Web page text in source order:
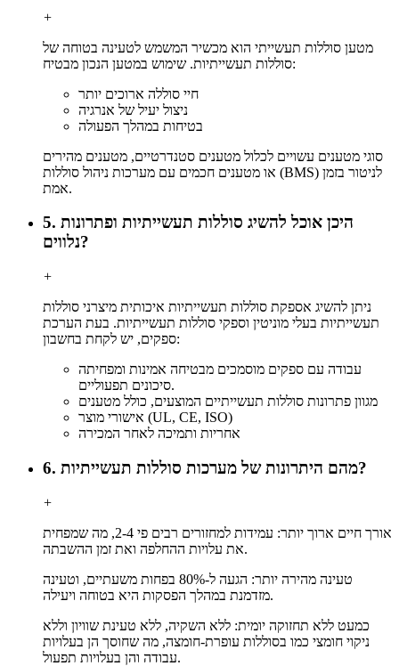
+
מטען סוללות תעשייתי הוא מכשיר המשמש לטעינה בטוחה של
סוללות תעשייתיות. שימוש במטען הנכון מבטיח:
חיי סוללה ארוכים יותר
ניצול יעיל של אנרגיה
בטיחות במהלך הפעולה
סוגי מטענים עשויים לכלול מטענים סטנדרטיים, מטענים מהירים
או מטענים חכמים עם מערכות ניהול סוללות (BMS) לניטור בזמן
אמת.
5. היכן אוכל להשיג סוללות תעשייתיות ופתרונות
נלווים?
+
ניתן להשיג אספקת סוללות תעשייתיות איכותית מיצרני סוללות
תעשייתיות בעלי מוניטין וספקי סוללות תעשייתיות. בעת הערכת
ספקים, יש לקחת בחשבון:
עבודה עם ספקים מוסמכים מבטיחה אמינות ומפחיתה
סיכונים תפעוליים.
מגוון פתרונות סוללות תעשייתיים המוצעים, כולל מטענים
אישורי מוצר (UL, CE, ISO)
אחריות ותמיכה לאחר המכירה
6. מהם היתרונות של מערכות סוללות תעשייתיות?
+
אורך חיים ארוך יותר: עמידות למחזורים רבים פי 2-4, מה שמפחית
את עלויות ההחלפה ואת זמן ההשבתה.
טעינה מהירה יותר: הגעה ל-80% בפחות משעתיים, וטעינה
מזדמנת במהלך הפסקות היא בטוחה ויעילה.
כמעט ללא תחזוקה יומית: ללא השקיה, ללא טעינת שוויון וללא
ניקוי חומצי כמו בסוללות עופרת-חומצה, מה שחוסך הן בעלויות
עבודה והן בעלויות תפעול.